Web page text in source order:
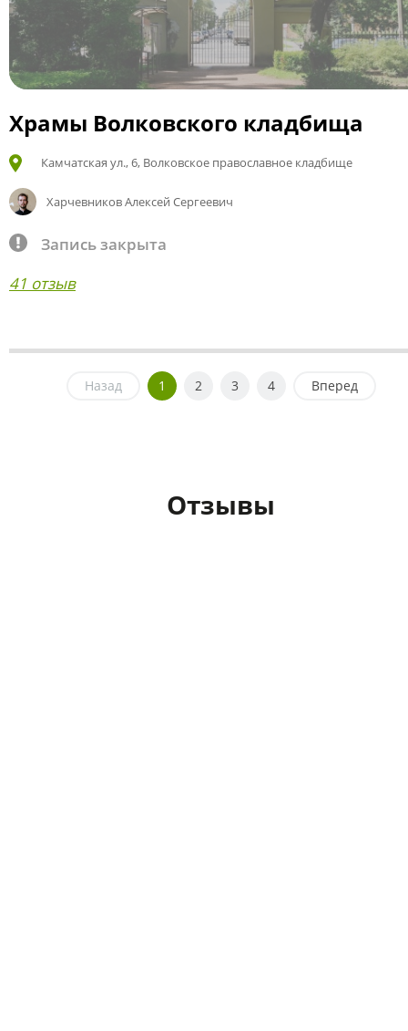
Храмы Волковского кладбища
Камчатская ул., 6, Волковское православное кладбище
Харчевников Алексей Сергеевич
Запись закрыта
41 отзыв
Назад 1 2 3 4 Вперед
Отзывы